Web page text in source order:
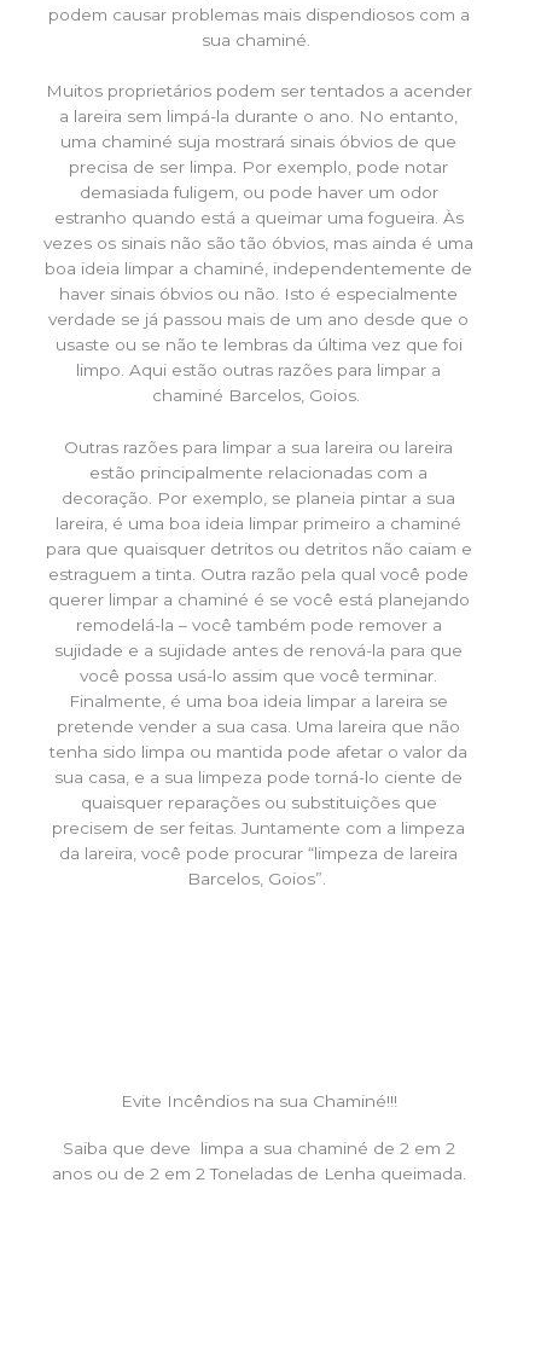
podem causar problemas mais dispendiosos com a
sua chaminé.
Muitos proprietários podem ser tentados a acender
a lareira sem limpá-la durante o ano. No entanto,
uma chaminé suja mostrará sinais óbvios de que
precisa de ser limpa. Por exemplo, pode notar
demasiada fuligem, ou pode haver um odor
estranho quando está a queimar uma fogueira. Às
vezes os sinais não são tão óbvios, mas ainda é uma
boa ideia limpar a chaminé, independentemente de
haver sinais óbvios ou não. Isto é especialmente
verdade se já passou mais de um ano desde que o
usaste ou se não te lembras da última vez que foi
limpo. Aqui estão outras razões para limpar a
chaminé Barcelos, Goios.
Outras razões para limpar a sua lareira ou lareira
estão principalmente relacionadas com a
decoração. Por exemplo, se planeia pintar a sua
lareira, é uma boa ideia limpar primeiro a chaminé
para que quaisquer detritos ou detritos não caiam e
estraguem a tinta. Outra razão pela qual você pode
querer limpar a chaminé é se você está planejando
remodelá-la – você também pode remover a
sujidade e a sujidade antes de renová-la para que
você possa usá-lo assim que você terminar.
Finalmente, é uma boa ideia limpar a lareira se
pretende vender a sua casa. Uma lareira que não
tenha sido limpa ou mantida pode afetar o valor da
sua casa, e a sua limpeza pode torná-lo ciente de
quaisquer reparações ou substituições que
precisem de ser feitas. Juntamente com a limpeza
da lareira, você pode procurar “limpeza de lareira
Barcelos, Goios”.
Evite Incêndios na sua Chaminé!!!
Saiba que deve limpa a sua chaminé de 2 em 2
anos ou de 2 em 2 Toneladas de Lenha queimada.